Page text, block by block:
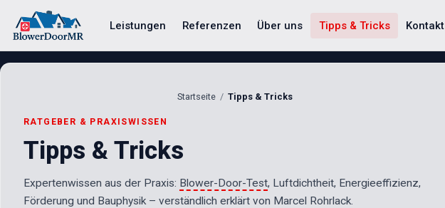
Leistungen Referenzen Über uns Tipps & Tricks Kontakt
Startseite Tipps & Tricks
RATGEBER & PRAXISWISSEN
Tipps & Tricks
Expertenwissen aus der Praxis: Blower-Door-Test, Luftdichtheit, Energieeffizienz,
Förderung und Bauphysik – verständlich erklärt von Marcel Rohrlack.